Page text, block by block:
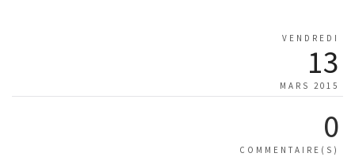
VENDREDI
13
MARS 2015
0
COMMENTAIRE(S)